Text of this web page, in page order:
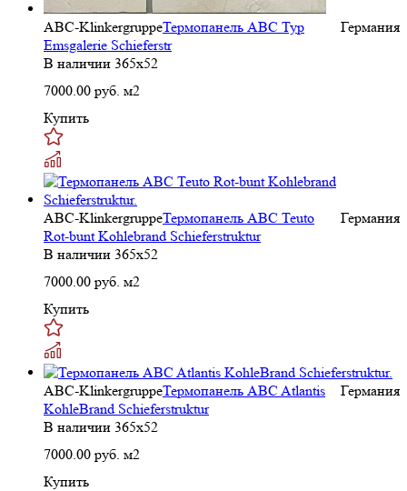
ABC-Klinkergruppe Германия
Термопанель ABC Typ
Emsgalerie Schieferstr
В наличии 365х52
7000.00 руб. м2
Купить
ABC-Klinkergruppe Германия
Термопанель ABC Teuto
Rot-bunt Kohlebrand Schieferstruktur
В наличии 365х52
7000.00 руб. м2
Купить
ABC-Klinkergruppe Германия
Термопанель ABC Atlantis
KohleBrand Schieferstruktur
В наличии 365х52
7000.00 руб. м2
Купить